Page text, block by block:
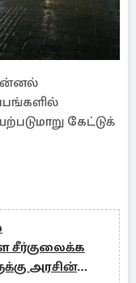
கேட்டுக்
அரசின்